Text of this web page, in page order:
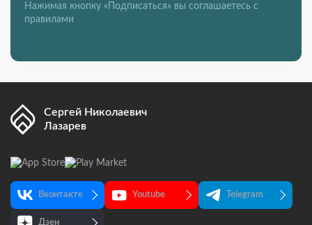
Нажимая кнопку «Подписаться» вы соглашаетесь с
правилами
Сергей Николаевич
Лазарев
Вконтакте Youtube Telegram
Дзен